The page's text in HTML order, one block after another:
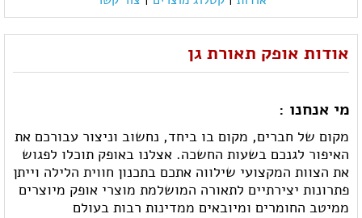
אודות אופק תאורת גן
מי אנחנו :
מקום של חברים, מקום בו ביחד, נחשוב וניצור עבורכם את
האיפור לגנכם בשעות החשכה. אצלנו באופק תוכלו לפגוש
את הצוות המקצועי שילווה אתכם בתכנון חווית הלילה וייתן
פתרונות יצירתיים לתאורה המושלמת מוצרי אופק מיוצרים
ממיטב החומרים ומיובאים ממדינות רבות בעולם